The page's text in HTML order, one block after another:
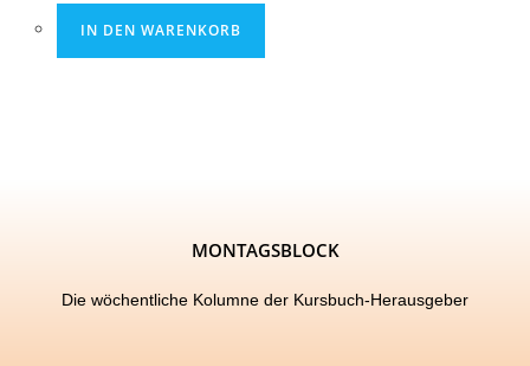
IN DEN WARENKORB
MONTAGSBLOCK
Die wöchentliche Kolumne der Kursbuch-Herausgeber